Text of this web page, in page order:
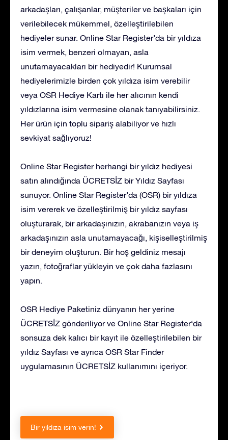
arkadaşları, çalışanlar, müşteriler ve başkaları için
verilebilecek mükemmel, özelleştirilebilen
hediyeler sunar. Online Star Register’da bir yıldıza
isim vermek, benzeri olmayan, asla
unutamayacakları bir hediyedir! Kurumsal
hediyelerimizle birden çok yıldıza isim verebilir
veya OSR Hediye Kartı ile her alıcının kendi
yıldızlarına isim vermesine olanak tanıyabilirsiniz.
Her ürün için toplu sipariş alabiliyor ve hızlı
sevkiyat sağlıyoruz!
Online Star Register herhangi bir yıldız hediyesi
satın alındığında ÜCRETSİZ bir Yıldız Sayfası
sunuyor. Online Star Register’da (OSR) bir yıldıza
isim vererek ve özelleştirilmiş bir yıldız sayfası
oluşturarak, bir arkadaşınızın, akrabanızın veya iş
arkadaşınızın asla unutamayacağı, kişiselleştirilmiş
bir deneyim oluşturun. Bir hoş geldiniz mesajı
yazın, fotoğraflar yükleyin ve çok daha fazlasını
yapın.
OSR Hediye Paketiniz dünyanın her yerine
ÜCRETSİZ gönderiliyor ve Online Star Register‘da
sonsuza dek kalıcı bir kayıt ile özelleştirilebilen bir
yıldız Sayfası ve ayrıca OSR Star Finder
uygulamasının ÜCRETSİZ kullanımını içeriyor.
Bir yıldıza isim verin!